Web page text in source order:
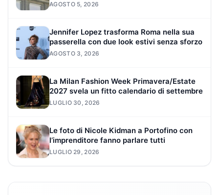
AGOSTO 5, 2026
Jennifer Lopez trasforma Roma nella sua
passerella con due look estivi senza sforzo
AGOSTO 3, 2026
La Milan Fashion Week Primavera/Estate
2027 svela un fitto calendario di settembre
LUGLIO 30, 2026
Le foto di Nicole Kidman a Portofino con
l’imprenditore fanno parlare tutti
LUGLIO 29, 2026